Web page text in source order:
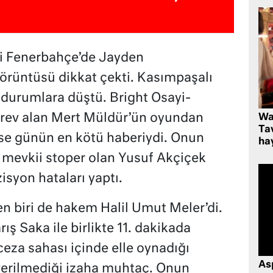
Jayden
dikkat çekti. Kasımpaşalı
durumlara düştü. Bright Osayi-
alan Mert Müldür’ün oyundan
günün en kötü haberiydi. Onun
stoper olan Yusuf Akçiçek
hataları yaptı.
biri de hakem Halil Umut Meler’di.
Saka ile birlikte 11. dakikada
sahası içinde elle oynadığı
izaha muhtaç. Onun